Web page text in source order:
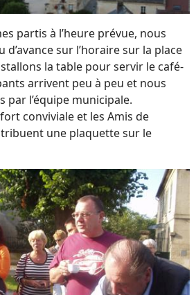
partis à l’heure prévue, nous
sur l’horaire sur la place
la table pour servir le café-
arrivent peu à peu et nous
par l’équipe municipale.
conviviale et les Amis de
une plaquette sur le